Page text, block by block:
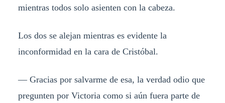
mientras todos solo asienten con la cabeza.
Los dos se alejan mientras es evidente la
inconformidad en la cara de Cristóbal.
— Gracias por salvarme de esa, la verdad odio que
pregunten por Victoria como si aún fuera parte de